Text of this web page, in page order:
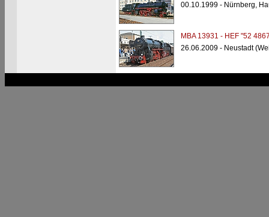
00.10.1999 - Nürnberg,
MBA 13931 - HEF "52
26.06.2009 - Neustadt